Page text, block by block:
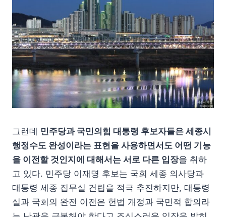
그런데 민주당과 국민의힘 대통령 후보자들은 세종시
행정수도 완성이라는 표현을 사용하면서도 어떤 기능
을 이전할 것인지에 대해서는 서로 다른 입장을 취하
고 있다. 민주당 이재명 후보는 국회 세종 의사당과
대통령 세종 집무실 건립을 적극 추진하지만, 대통령
실과 국회의 완전 이전은 헌법 개정과 국민적 합의라